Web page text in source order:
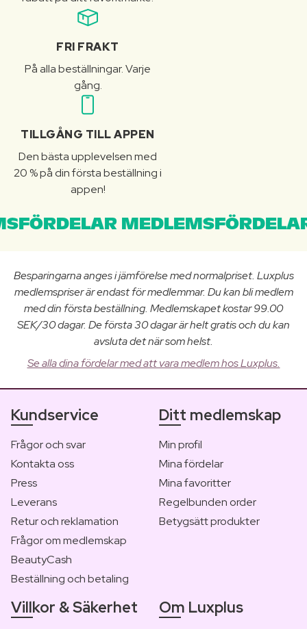
FRI FRAKT
På alla beställningar. Varje
gång.
TILLGÅNG TILL APPEN
Den bästa upplevelsen med
20 % på din första beställning i
appen!
Besparingarna anges i jämförelse med normalpriset. Luxplus
medlemspriser är endast för medlemmar. Du kan bli medlem
med din första beställning. Medlemskapet kostar 99.00
SEK/30 dagar. De första 30 dagar är helt gratis och du kan
avsluta det när som helst.
Se alla dina fördelar med att vara medlem hos Luxplus.
Kundservice
Frågor och svar
Kontakta oss
Press
Leverans
Retur och reklamation
Frågor om medlemskap
BeautyCash
Beställning och betaling
Ditt medlemskap
Min profil
Mina fördelar
Mina favoritter
Regelbunden order
Betygsätt produkter
Villkor & Säkerhet Om Luxplus